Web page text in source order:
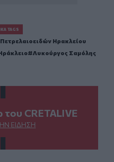
TAGS
Ηρακλείου
Λυκούργος Σαμόλης
του CRETALIVE
ΕΊΔΗΣΗ